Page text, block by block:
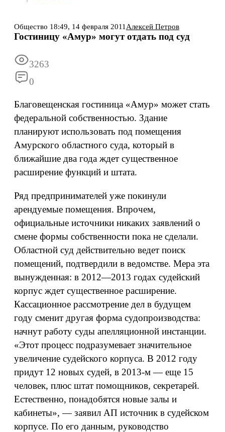
Информация
Общество 18:49, 14 февраля 2011 Алексей Петров
Гостиницу «Амур» могут отдать под суд
3263
0
Благовещенская гостиница «Амур» может стать
федеральной собственностью. Здание
планируют использовать под помещения
Амурского областного суда, который в
ближайшие два года ждет существенное
расширение функций и штата.
Ряд предпринимателей уже покинули
арендуемые помещения. Впрочем,
официальные источники никаких заявлений о
смене формы собственности пока не сделали.
Областной суд действительно ведет поиск
помещений, подтвердили в ведомстве. Мера эта
вынужденная: в 2012—2013 годах судейский
корпус ждет существенное расширение.
Кассационное рассмотрение дел в будущем
году сменит другая форма судопроизводства:
начнут работу суды апелляционной инстанции.
«Этот процесс подразумевает значительное
увеличение судейского корпуса. В 2012 году
придут 12 новых судей, в 2013-м — еще 15
человек, плюс штат помощников, секретарей.
Естественно, понадобятся новые залы и
кабинеты», — заявил АП источник в судейском
корпусе. По его данным, руководство